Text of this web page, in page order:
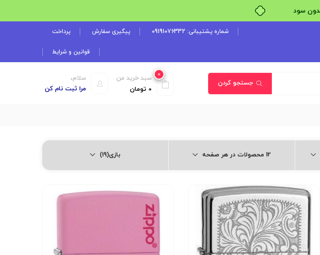
شماره پشتیبانی: 09191076332 پیگیری سفارش پرداخت
قوانین و شرایط
جستجو کردن
سلام،
مرا ثبت نام کن
0
سبد خرید من
0 تومان
12 محصولات در هر صفحه بازی(19)